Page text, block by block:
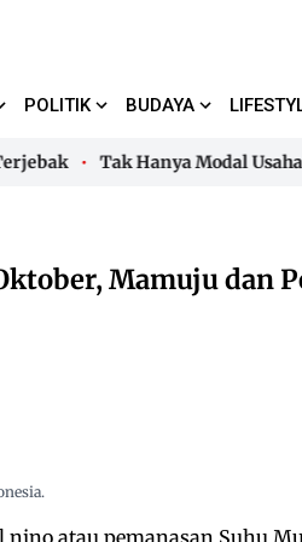
POLITIK BUDAYA
Tak Hanya Modal Usaha
Tak Hanya Modal Usaha
Mamuju dan